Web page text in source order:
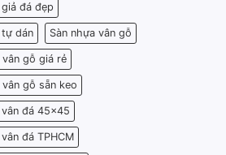
đá đẹp
tự dán Sàn nhựa vân gỗ
vân gỗ giá rẻ
vân gỗ sẵn keo
đá 45x45
đá TPHCM